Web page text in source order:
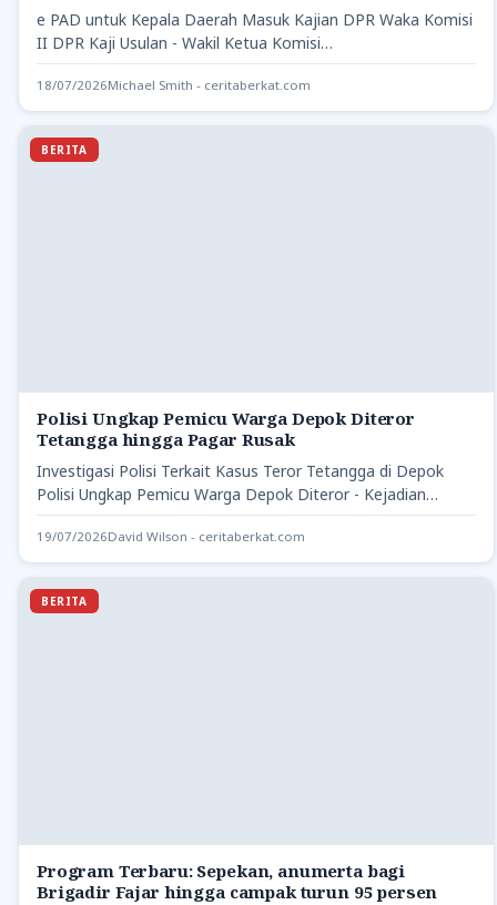
e PAD untuk Kepala Daerah Masuk Kajian DPR Waka Komisi
II DPR Kaji Usulan - Wakil Ketua Komisi…
18/07/2026Michael Smith - ceritaberkat.com
BERITA
Polisi Ungkap Pemicu Warga Depok Diteror
Tetangga hingga Pagar Rusak
Investigasi Polisi Terkait Kasus Teror Tetangga di Depok
Polisi Ungkap Pemicu Warga Depok Diteror - Kejadian
perusakan properti…
19/07/2026David Wilson - ceritaberkat.com
BERITA
Program Terbaru: Sepekan, anumerta bagi
Brigadir Fajar hingga campak turun 95 persen